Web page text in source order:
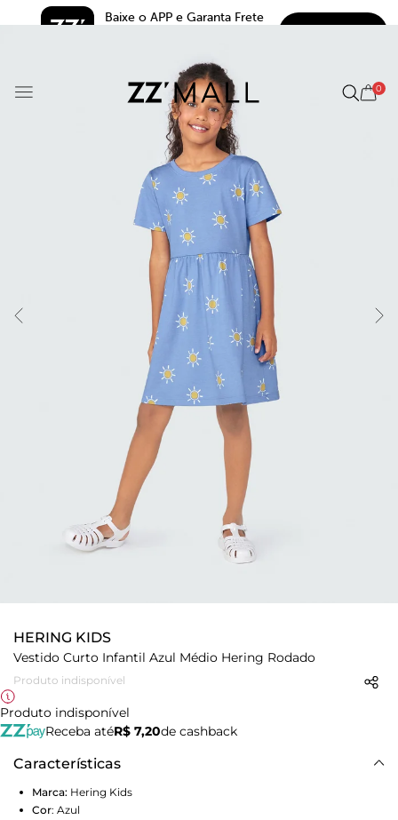
Baixe o APP e Garanta Frete
0
HERING KIDS
Vestido Curto Infantil Azul Médio Hering Rodado
Produto indisponível
Produto indisponível
Receba atéR$ 7,20de cashback
Características
Marca: Hering Kids
Cor: Azul